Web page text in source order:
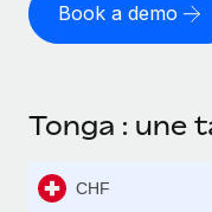
Book a demo
Tonga : une
CHF